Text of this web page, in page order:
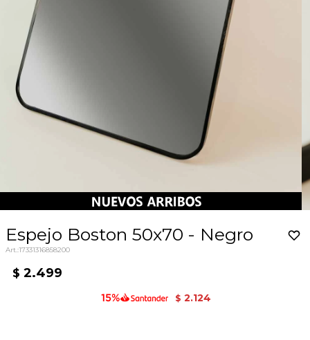
Espejo Boston 50x70 - Negro
17331316858200
$ 2.499
$ 2.124